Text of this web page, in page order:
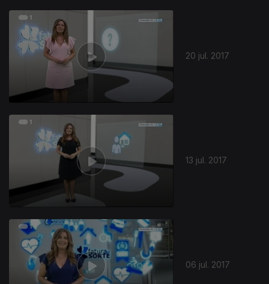
20 jul. 2017
13 jul. 2017
06 jul. 2017